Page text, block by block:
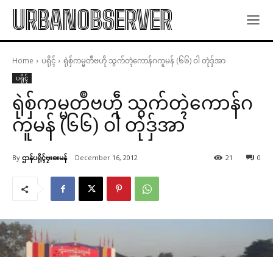
URBANOBSERVER
Home ပရိုၚ် ရုဲစှ်ကမ္မတဳဗဟဵု သွက်တ္ၚဲကောန်ဂကူမန် (၆၆) ဝါ တုဲဒှ်အာ
ပရိုၚ်
ရုဲစှ်ကမ္မတဳဗဟဵု သွက်တ္ၚဲကောန်ဂ
ကူမန် (၆၆) ဝါ တုဲဒှ်အာ
By ဌာန်ပရိုၚ်ဗၠးၜးမန် December 16, 2012 0
21